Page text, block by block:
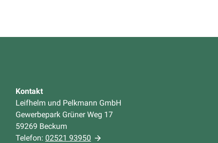
Kontakt
Leifhelm und Pelkmann GmbH
Gewerbepark Grüner Weg 17
59269 Beckum
Telefon: 02521 93950